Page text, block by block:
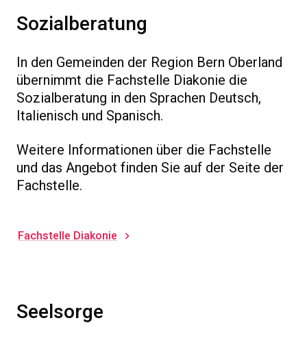
Sozialberatung
In den Gemeinden der Region Bern Oberland
übernimmt die Fachstelle Diakonie die
Sozialberatung in den Sprachen Deutsch,
Italienisch und Spanisch.
Weitere Informationen über die Fachstelle
und das Angebot finden Sie auf der Seite der
Fachstelle.
Fachstelle Diakonie
Seelsorge